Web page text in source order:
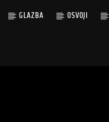
GLAZBA OSVOJI